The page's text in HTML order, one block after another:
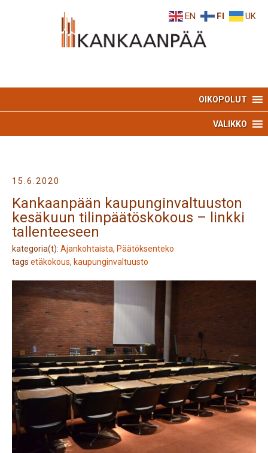
OIKOPOLUT
VALIKKO
15.6.2020
Kankaanpään kaupunginvaltuuston
kesäkuun tilinpäätöskokous – linkki
tallenteeseen
kategoria(t): Ajankohtaista, Päätöksenteko
tags etäkokous, kaupunginvaltuusto
EN FI UK